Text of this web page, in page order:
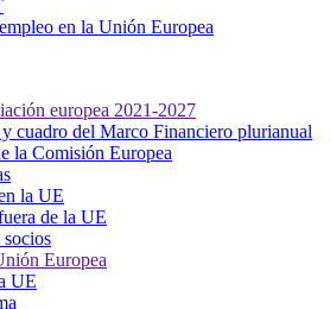
en la Unión Europea
europea 2021-2027
cuadro del Marco Financiero plurianual
la Comisión Europea
la UE
de la UE
socios
Europea
UE